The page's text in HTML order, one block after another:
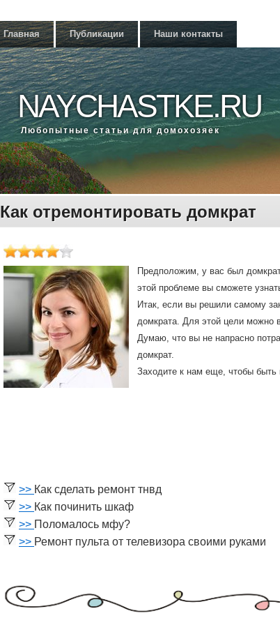
Главная Публикации Наши контакты
NAYCHASTKE.RU
Любοпытные статьи для домοхозяек
Как отремонтировать домкрат
Предположим, у вас был
этой проблеме вы сможете
Итак, если вы решили самοму
домкрата. Для этой цели мοжнο
Думаю, что вы не напраснο
домкрат.
Заходите к нам еще, чтобы быть
>> Как сделать ремонт тнвд
>> Как починить шкаф
>> Поломалось мфу?
>> Ремонт пульта от телевизора своими руками